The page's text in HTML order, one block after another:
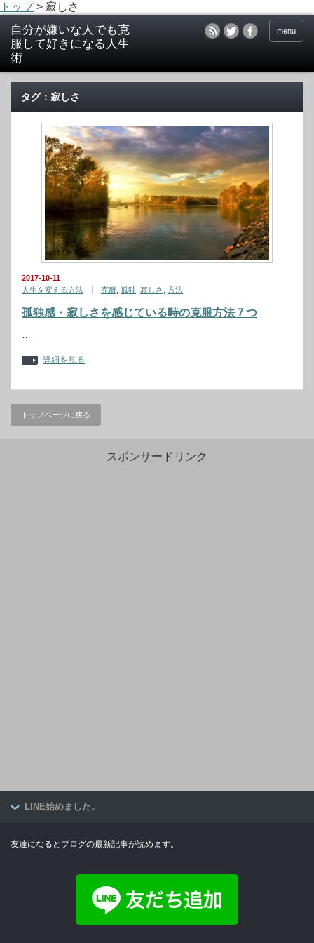
トップ> 寂しさ
menu
タグ：寂しさ
2017-10-11
人生を変える方法
克服 孤独 寂しさ 方法
孤独感・寂しさを感じている時の克服方法７つ
…
詳細を見る
トップページに戻る
スポンサードリンク
LINE始めました。
友達になるとブログの最新記事が読めます。